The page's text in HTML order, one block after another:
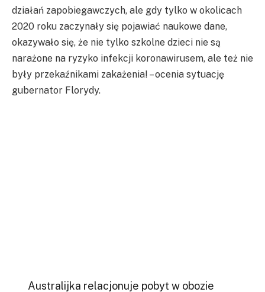
działań zapobiegawczych, ale gdy tylko w okolicach
2020 roku zaczynały się pojawiać naukowe dane,
okazywało się, że nie tylko szkolne dzieci nie są
narażone na ryzyko infekcji koronawirusem, ale też nie
były przekaźnikami zakażenia! – ocenia sytuację
gubernator Florydy.
Australijka relacjonuje pobyt w obozie